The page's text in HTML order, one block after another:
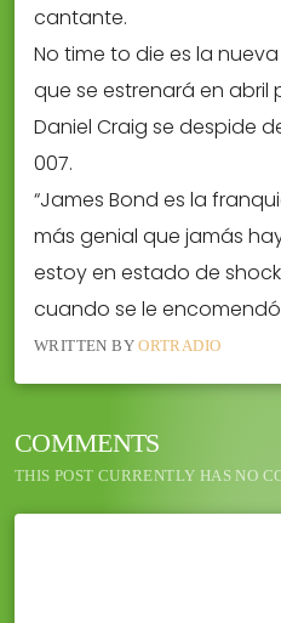
cantante.
No time to die es la
que se estrenará en abril
Daniel Craig se despide
007.
“James Bond es la
más genial que jamás
estoy en estado de
cuando se le
WRITTEN BYORTRADIO
COMMENTS
THIS POST CURRENTLY HAS NO